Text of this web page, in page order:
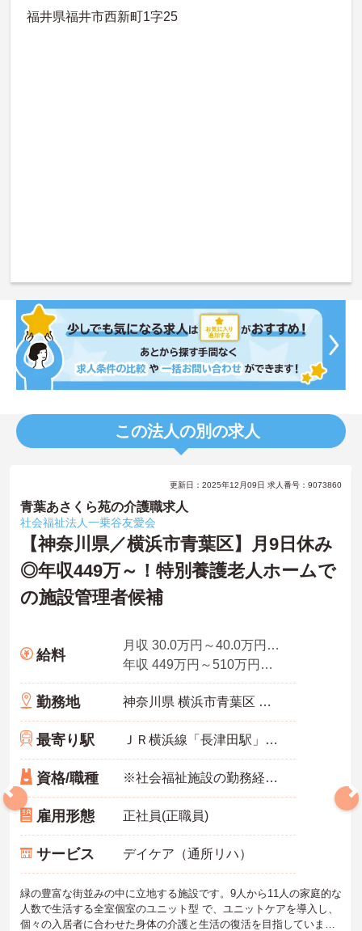
福井県福井市西新町1字25
この法人の別の求人
更新日：2025年12月09日 求人番号：9073860
青葉あさくら苑の介護職求人
社会福祉法人一乗谷友愛会
【神奈川県／横浜市青葉区】月9日休み
◎年収449万～！特別養護老人ホームで
の施設管理者候補
給料
月収 30.0万円～40.0万円程度 諸手当込み
年収 449万円～510万円程度 賞与3.5ヶ月想定
勤務地 神奈川県 横浜市青葉区 恩田町2994-1
最寄り駅 ＪＲ横浜線「長津田駅」バス・車6分
資格/職種 ※社会福祉施設の勤務経験2年以上 ※衛生管理者の資格があれば尚良し ※普通自動車運転免許あれば尚可
雇用形態 正社員(正職員)
サービス デイケア（通所リハ）
緑の豊富な街並みの中に立地する施設です。9人から11人の家庭的な
人数で生活する全室個室のユニット型 で、ユニットケアを導入し、
個々の入居者に合わせた身体の介護と生活の復活を目指していま